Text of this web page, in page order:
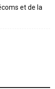
et de la